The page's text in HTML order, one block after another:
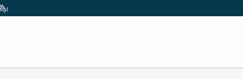
秘訣等。太ったり悩んでいる方々が簡単に痩せることが